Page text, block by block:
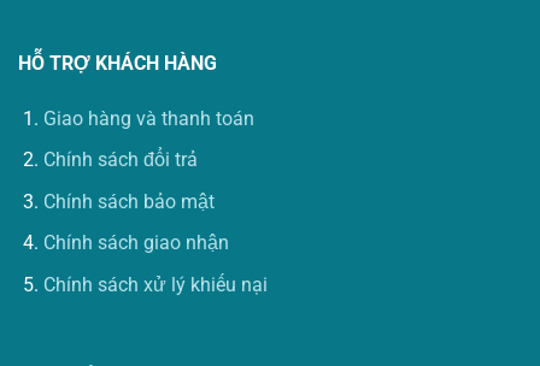
HỖ TRỢ KHÁCH HÀNG
Giao hàng và thanh toán
Chính sách đổi trả
Chính sách bảo mật
Chính sách giao nhận
Chính sách xử lý khiếu nại